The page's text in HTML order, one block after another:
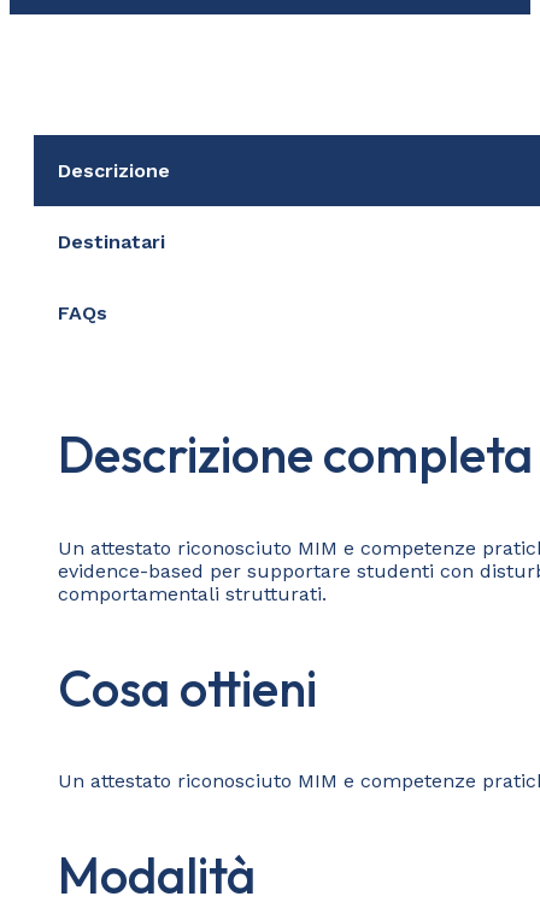
Descrizione
Destinatari
FAQs
Descrizione completa
Un attestato riconosciuto MIM e competenze
evidence-based per supportare studenti con
comportamentali strutturati.
Cosa ottieni
Un attestato riconosciuto MIM e competenze
Modalità